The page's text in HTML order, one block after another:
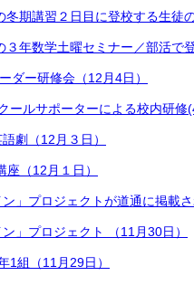
期講習２日目に登校する生徒
年数学土曜セミナー／部活で
ダー研修会（12月4日）
ールサポーターによる校内研修
劇（12月３日）
（12月１日）
ン」プロジェクトが道通に掲載
ン」プロジェクト （11月30日）
1組（11月29日）